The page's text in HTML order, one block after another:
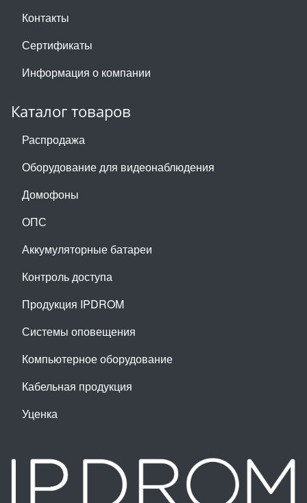
Контакты
Сертификаты
Информация о компании
Каталог товаров
Распродажа
Оборудование для видеонаблюдения
Домофоны
ОПС
Аккумуляторные батареи
Контроль доступа
Продукция IPDROM
Системы оповещения
Компьютерное оборудование
Кабельная продукция
Уценка